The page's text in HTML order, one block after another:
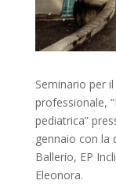
Seminario per
professionale,
pediatrica”
gennaio con la
Ballerio, EP
Eleonora.